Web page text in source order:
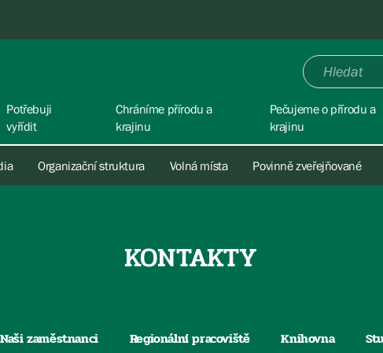
Potřebuji
vyřídit
Chráníme přírodu a
krajinu
Pečujeme o přírodu a
krajinu
Organizační struktura Volná místa Povinně zveřejňované
KONTAKTY
Naši zaměstnanci Regionální pracoviště Knihovna